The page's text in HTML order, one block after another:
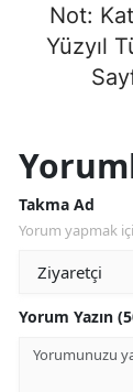
Not:
Yüzyıl
Takma Ad
Yorum yapmak
Yorum Yazın